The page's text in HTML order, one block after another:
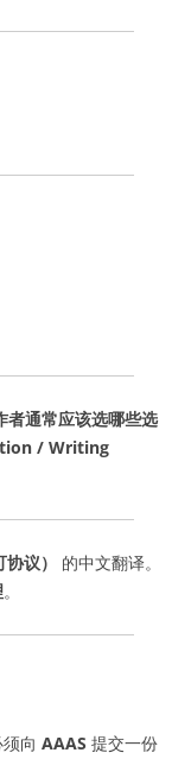
者通常应该选哪些选
/ Writing
议）
的中文翻译。
。
向 AAAS 提交一份